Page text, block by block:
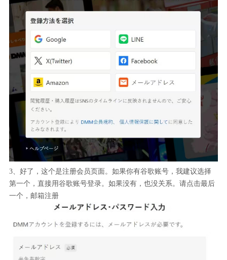
3、好了，这个是注册会员页面。如果你有谷歌账号，我建议选择
第一个，直接用谷歌账号登录。如果没有，也没关系。请点击最后
一个，邮箱注册